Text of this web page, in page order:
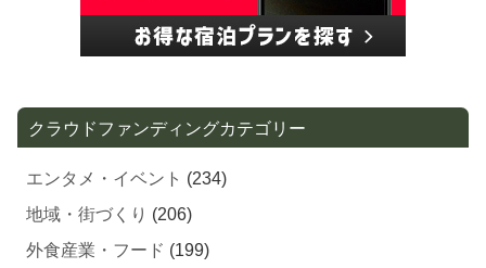
エンタメ・イベント(234)
地域・街づくり(206)
外食産業・フード(199)
家電・生活用品・雑貨(192)